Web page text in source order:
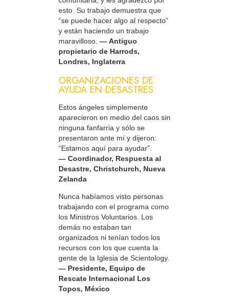
esto. Su trabajo demuestra que
“se puede hacer algo al respecto”
y están haciendo un trabajo
maravilloso. — Antiguo
propietario de Harrods,
Londres, Inglaterra
ORGANIZACIONES DE
AYUDA EN DESASTRES
Estos ángeles simplemente
aparecieron en medio del caos sin
ninguna fanfarria y sólo se
presentaron ante mí y dijeron:
“Estamos aquí para ayudar”.
— Coordinador, Respuesta al
Desastre, Christchurch, Nueva
Zelanda
Nunca habíamos visto personas
trabajando con el programa como
los Ministros Voluntarios. Los
demás no estaban tan
organizados ni tenían todos los
recursos con los que cuenta la
gente de la Iglesia de Scientology.
— Presidente, Equipo de
Rescate Internacional Los
Topos, México